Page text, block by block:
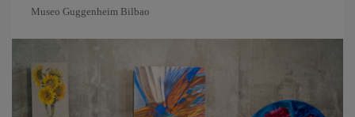
Museo Guggenheim Bilbao